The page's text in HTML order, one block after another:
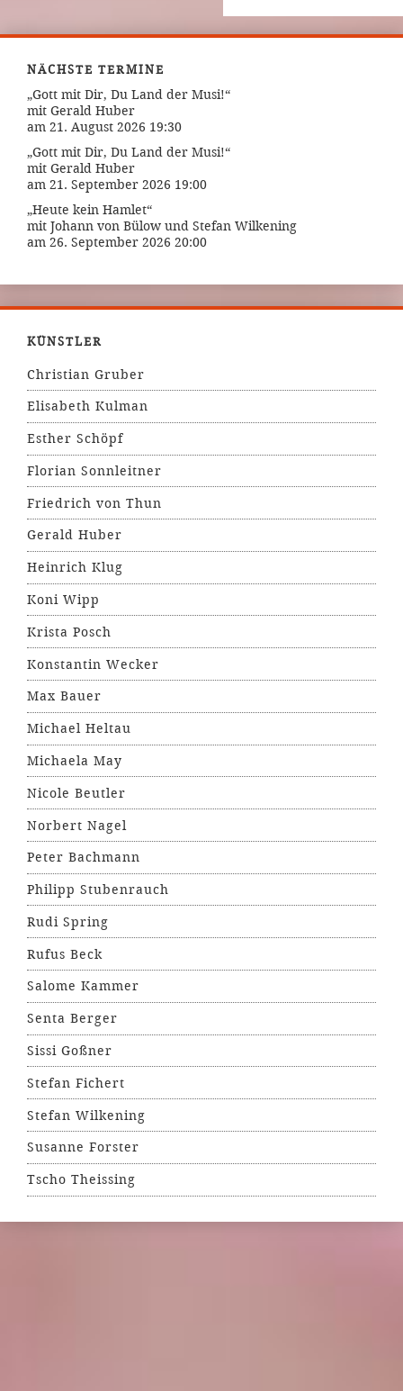
NÄCHSTE TERMINE
„Gott mit Dir, Du Land der Musi!“
mit Gerald Huber
am 21. August 2026 19:30
„Gott mit Dir, Du Land der Musi!“
mit Gerald Huber
am 21. September 2026 19:00
„Heute kein Hamlet“
mit Johann von Bülow und Stefan Wilkening
am 26. September 2026 20:00
KÜNSTLER
Christian Gruber
Elisabeth Kulman
Esther Schöpf
Florian Sonnleitner
Friedrich von Thun
Gerald Huber
Heinrich Klug
Koni Wipp
Krista Posch
Konstantin Wecker
Max Bauer
Michael Heltau
Michaela May
Nicole Beutler
Norbert Nagel
Peter Bachmann
Philipp Stubenrauch
Rudi Spring
Rufus Beck
Salome Kammer
Senta Berger
Sissi Goßner
Stefan Fichert
Stefan Wilkening
Susanne Forster
Tscho Theissing